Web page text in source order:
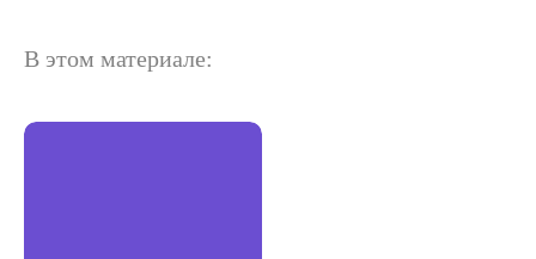
В этом материале: